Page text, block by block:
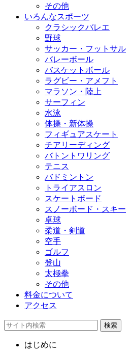
その他
いろんなスポーツ
クラシックバレエ
野球
サッカー・フットサル
バレーボール
バスケットボール
ラグビー・アメフト
マラソン・陸上
サーフィン
水泳
体操・新体操
フィギュアスケート
チアリーディング
バトントワリング
テニス
バドミントン
トライアスロン
スケートボード
スノーボード・スキー
卓球
柔道・剣道
空手
ゴルフ
登山
太極拳
その他
料金について
アクセス
検索
はじめに